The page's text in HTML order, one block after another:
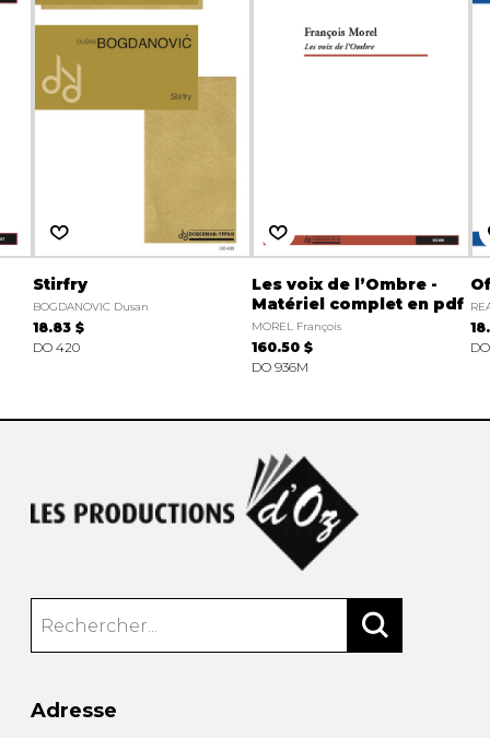
Stirfry
BOGDANOVIC Dusan
18.83 $
DO 420
Les voix de l’Ombre -
Matériel complet en pdf
MOREL François
160.50 $
DO 936M
Adresse